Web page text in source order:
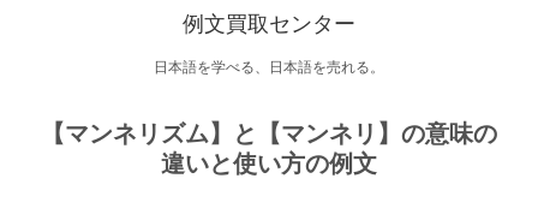
例文買取センター
日本語を学べる、日本語を売れる。
【マンネリズム】と【マンネリ】の意味の
違いと使い方の例文